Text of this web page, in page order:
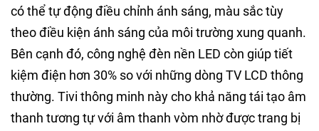
có thể tự động điều chỉnh ánh sáng, màu sắc tùy
theo điều kiện ánh sáng của môi trường xung quanh.
Bên cạnh đó, công nghệ đèn nền LED còn giúp tiết
kiệm điện hơn 30% so với những dòng TV LCD thông
thường. Tivi thông minh này cho khả năng tái tạo âm
thanh tương tự với âm thanh vòm nhờ được trang bị